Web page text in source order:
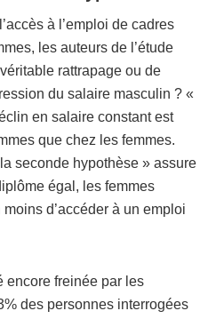
à l’emploi de cadres
les auteurs de l’étude
rattrapage ou de
du salaire masculin ? «
en salaire constant est
que chez les femmes.
seconde hypothèse » assure
égal, les femmes
d’accéder à un emploi
encore freinée par les
des personnes interrogées